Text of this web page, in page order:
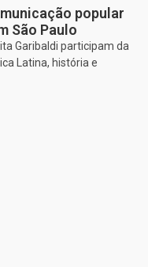
popular
São Paulo
Garibaldi participam da
Latina, história e